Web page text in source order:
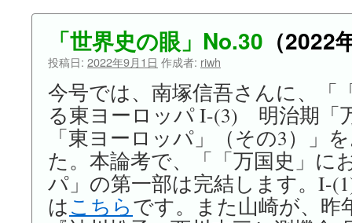
「世界史の眼」No.30 （2022
投稿日: 2022年9月1日 作成者: riwh
今号では、南塚信吾さんに、「
る東ヨーロッパ I-(3) 明治期「
「東ヨーロッパ」（その3）」
た。本論考で、「「万国史」に
パ」の第一部は完結します。I-
はこちらです。また山崎が、昨